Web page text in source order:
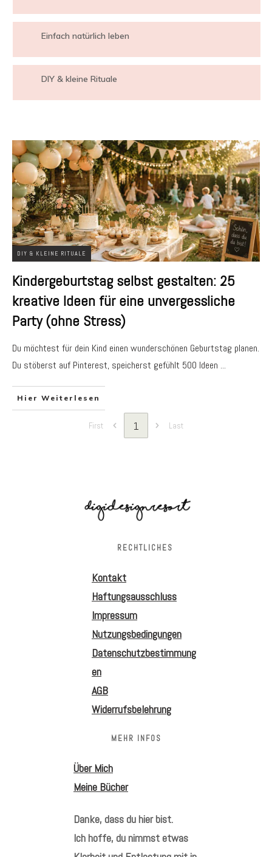
DIY & KLEINE RITUALE
Kindergeburtstag selbst gestalten: 25
kreative Ideen für eine unvergessliche
Party (ohne Stress)
Du möchtest für dein Kind einen wunderschönen Geburtstag planen.
Du stöberst auf Pinterest, speicherst gefühlt 500 Ideen ...
Hier Weiterlesen
First 1 Last
Einfach natürlich leben
DIY & kleine Rituale
RECHTLICHES
Kontakt
Haftungsausschluss
Impressum
Nutzungsbedingungen
Datenschutzbestimmung
en
AGB
Widerrufsbelehrung
MEHR INFOS
Über Mich
Meine Bücher
Danke, dass du hier bist.
Ich hoffe, du nimmst etwas